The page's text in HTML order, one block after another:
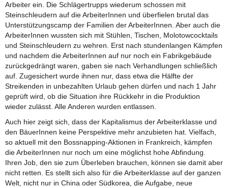
Arbeiter ein. Die Schlägertrupps wiederum schossen mit
Steinschleudern auf die ArbeiterInnen und überfielen brutal das
Unterstützungscamp der Familien der ArbeiterInnen. Aber auch die
ArbeiterInnen wussten sich mit Stühlen, Tischen, Molotowcocktails
und Steinschleudern zu wehren. Erst nach stundenlangen Kämpfen
und nachdem die ArbeiterInnen auf nur noch ein Fabrikgebäude
zurückgedrängt waren, gaben sie nach Verhandlungen schließlich
auf. Zugesichert wurde ihnen nur, dass etwa die Hälfte der
Streikenden in unbezahlten Urlaub gehen dürfen und nach 1 Jahr
geprüft wird, ob die Situation ihre Rückkehr in die Produktion
wieder zulässt. Alle Anderen wurden entlassen.
Auch hier zeigt sich, dass der Kapitalismus der Arbeiterklasse und
den BäuerInnen keine Perspektive mehr anzubieten hat. Vielfach,
so aktuell mit den Bossnapping-Aktionen in Frankreich, kämpfen
die ArbeiterInnen nur noch um eine möglichst hohe Abfindung.
Ihren Job, den sie zum Überleben brauchen, können sie damit aber
nicht retten. Es stellt sich also für die Arbeiterklasse auf der ganzen
Welt, nicht nur in China oder Südkorea, die Aufgabe, neue